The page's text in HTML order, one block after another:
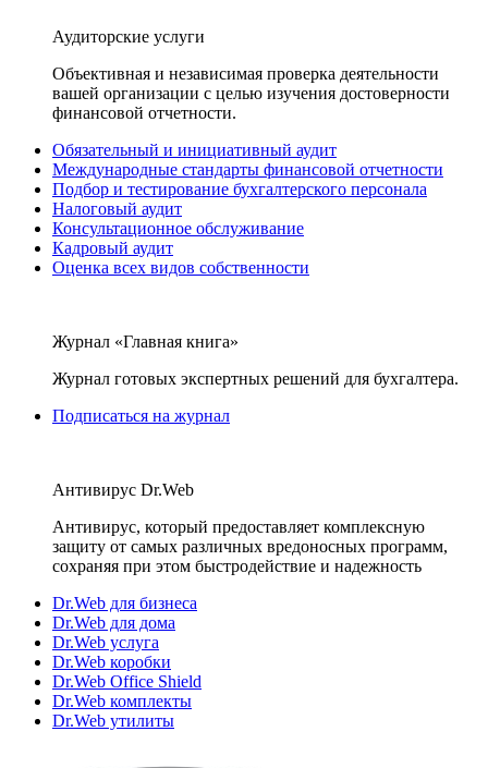
Аудиторские услуги
Объективная и независимая проверка деятельности
вашей организации с целью изучения достоверности
финансовой отчетности.
Обязательный и инициативный аудит
Международные стандарты финансовой отчетности
Подбор и тестирование бухгалтерского персонала
Налоговый аудит
Консультационное обслуживание
Кадровый аудит
Оценка всех видов собственности
Журнал «Главная книга»
Журнал готовых экспертных решений для бухгалтера.
Подписаться на журнал
Антивирус Dr.Web
Антивирус, который предоставляет комплексную
защиту от самых различных вредоносных программ,
сохраняя при этом быстродействие и надежность
Dr.Web для бизнеса
Dr.Web для дома
Dr.Web услуга
Dr.Web коробки
Dr.Web Office Shield
Dr.Web комплекты
Dr.Web утилиты